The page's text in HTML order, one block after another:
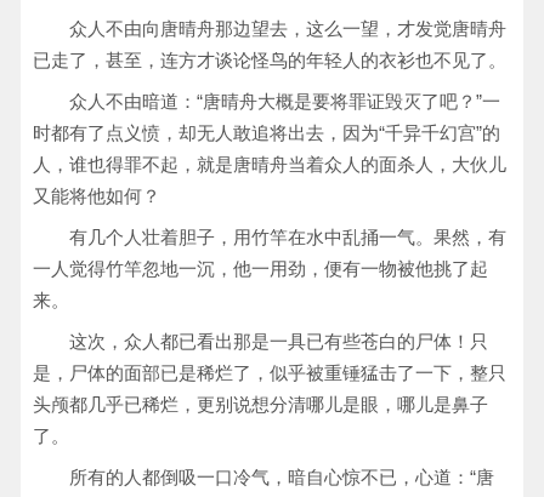
众人不由向唐晴舟那边望去，这么一望，才发觉唐晴舟
已走了，甚至，连方才谈论怪鸟的年轻人的衣衫也不见了。
众人不由暗道：“唐晴舟大概是要将罪证毁灭了吧？”一
时都有了点义愤，却无人敢追将出去，因为“千异千幻宫”的
人，谁也得罪不起，就是唐晴舟当着众人的面杀人，大伙儿
又能将他如何？
有几个人壮着胆子，用竹竿在水中乱捅一气。果然，有
一人觉得竹竿忽地一沉，他一用劲，便有一物被他挑了起
来。
这次，众人都已看出那是一具已有些苍白的尸体！只
是，尸体的面部已是稀烂了，似乎被重锤猛击了一下，整只
头颅都几乎已稀烂，更别说想分清哪儿是眼，哪儿是鼻子
了。
所有的人都倒吸一口冷气，暗自心惊不已，心道：“唐